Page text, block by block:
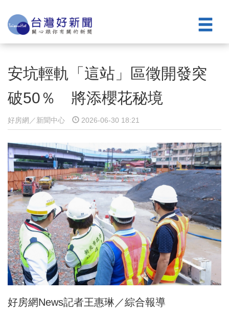
安坑輕軌「這站」區徵開發突
破50％ 將添櫻花秘境
好房網／新聞中心 2026-06-30 18:21
好房網News記者王惠琳／綜合報導